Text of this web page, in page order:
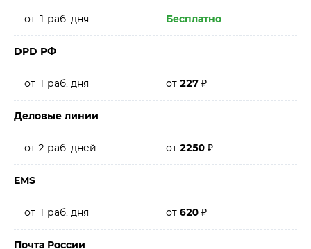
от 1 раб. дня Бесплатно
DPD РФ
от 1 раб. дня от 227 ₽
Деловые линии
от 2 раб. дней от 2250 ₽
EMS
от 1 раб. дня от 620 ₽
Почта России